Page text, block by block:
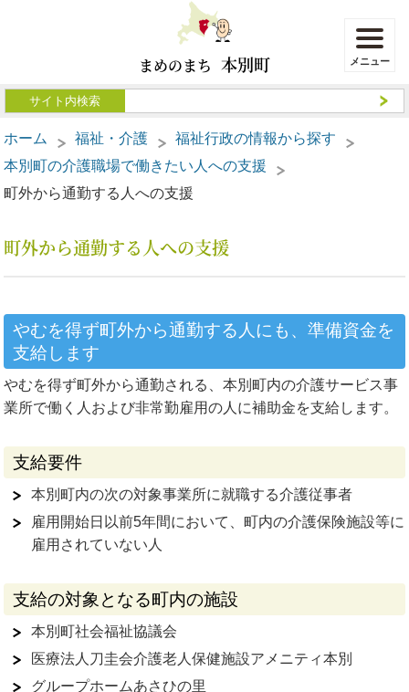
まめのまち 本別町
ホーム 福祉・介護
福祉行政の情報から探す
本別町の介護職場で働きたい人への支援
町外から通勤する人への支援
町外から通勤する人への支援
やむを得ず町外から通勤する人にも、準備資金を
支給します
やむを得ず町外から通勤される、本別町内の介護サービス事
業所で働く人および非常勤雇用の人に補助金を支給します。
支給要件
本別町内の次の対象事業所に就職する介護従事者
雇用開始日以前5年間において、町内の介護保険施設等に
雇用されていない人
支給の対象となる町内の施設
本別町社会福祉協議会
医療法人刀圭会介護老人保健施設アメニティ本別
グループホームあさひの里